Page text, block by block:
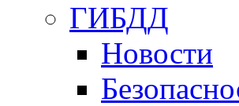
ГИБДД
Новости